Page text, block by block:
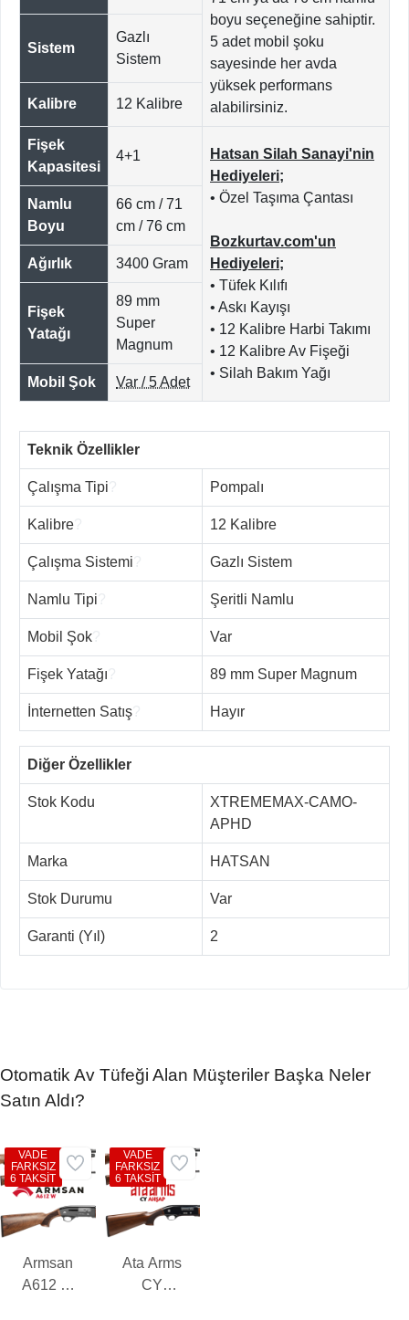
boyu seçeneğine sahiptir.
5 adet mobil şoku
sayesinde her avda
yüksek performans
alabilirsiniz.
Sistem
Gazlı
Sistem
Kalibre 12 Kalibre
Fişek
Kapasitesi
4+1
Hatsan Silah Sanayi'nin
Hediyeleri;
• Özel Taşıma Çantası
Bozkurtav.com'un
Hediyeleri;
• Tüfek Kılıfı
• Askı Kayışı
• 12 Kalibre Harbi Takımı
• 12 Kalibre Av Fişeği
• Silah Bakım Yağı
Namlu
Boyu
66 cm / 71
cm / 76 cm
Ağırlık 3400 Gram
Fişek
Yatağı
89 mm
Super
Magnum
Mobil Şok Var / 5 Adet
Teknik Özellikler
Çalışma Tipi Pompalı
Kalibre 12 Kalibre
Çalışma Sistemi Gazlı Sistem
Namlu Tipi Şeritli Namlu
Mobil Şok Var
Fişek Yatağı 89 mm Super Magnum
İnternetten Satış Hayır
Diğer Özellikler
Stok Kodu
XTREMEMAX-CAMO-
APHD
Marka HATSAN
Stok Durumu Var
Garanti (Yıl) 2
Otomatik Av Tüfeği Alan Müşteriler Başka Neler
Satın Aldı?
Armsan
A612 W
VADE
FARKSIZ
6 TAKSİT
Ata Arms
CY
VADE
FARKSIZ
6 TAKSİT